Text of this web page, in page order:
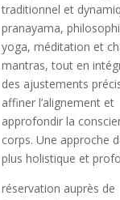
traditionnel et
pranayama,
yoga, méditation et
mantras, tout en
des ajustements
affiner l’alignement et
approfondir la
corps. Une approche
plus holistique et
réservation auprès de